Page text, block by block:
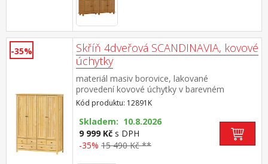
-35%
Skříň 4dveřová SCANDINAVIA, kovové
úchytky
materiál masiv borovice, lakované
provedení kovové úchytky v barevném
provedení černěná mosaz prostor dělený na
poloviny, v každé polovině šatní tyč 4 menší a
2 větší zásuvky s kovovými pojezdy
Kód produktu: 12891K
Skladem: 10.8.2026
9 999 Kč s DPH
-35% 15 490 Kč **